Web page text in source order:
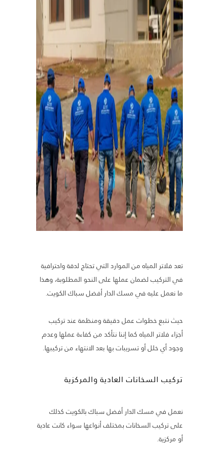
تعد فلاتر المياه من الموارد التي تحتاج لدقة واحترافية
في التركيب لضمان عملها على النحو المطلوبة، وهذا
ما نعمل عليه في مسك الدار أفضل سباك الكويت.
حيث نتبع خطوات عمل دقيقة ومنظمة عند تركيب
أجزاء فلاتر المياه كما إننا نتأكد من كفاءة عملها وعدم
وجود أي خلل أو تسريبات بها بعد الانتهاء من تركيبها.
تركيب السخانات العادية والمركزية
نعمل في مسك الدار أفضل سباك بالكويت كذلك
على تركيب السخانات بمختلف أنواعها سواء كانت عادية
أو مركزية.